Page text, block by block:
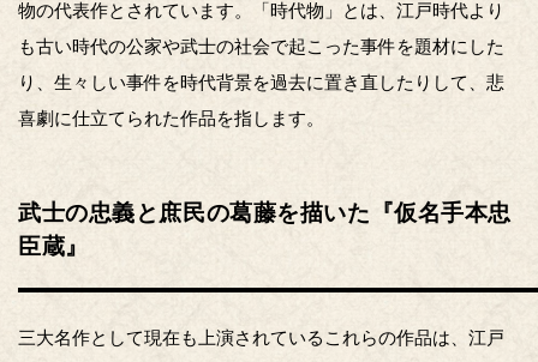
物の代表作とされています。「時代物」とは、江戸時代より
も古い時代の公家や武士の社会で起こった事件を題材にした
り、生々しい事件を時代背景を過去に置き直したりして、悲
喜劇に仕立てられた作品を指します。
武士の忠義と庶民の葛藤を描いた『仮名手本忠
臣蔵』
三大名作として現在も上演されているこれらの作品は、江戸